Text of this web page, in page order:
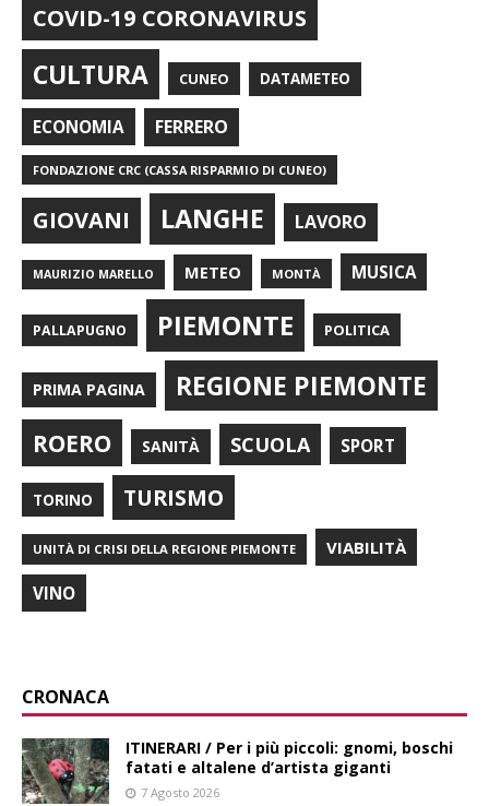
COVID-19 CORONAVIRUS
CULTURA CUNEO DATAMETEO
ECONOMIA FERRERO
FONDAZIONE CRC (CASSA RISPARMIO DI CUNEO)
GIOVANI LANGHE LAVORO
MAURIZIO MARELLO METEO MONTÀ MUSICA
PALLAPUGNO PIEMONTE POLITICA
PRIMA PAGINA REGIONE PIEMONTE
ROERO SANITÀ SCUOLA SPORT
TORINO TURISMO
UNITÀ DI CRISI DELLA REGIONE PIEMONTE VIABILITÀ
VINO
CRONACA
ITINERARI / Per i più piccoli: gnomi, boschi
fatati e altalene d’artista giganti
7 Agosto 2026